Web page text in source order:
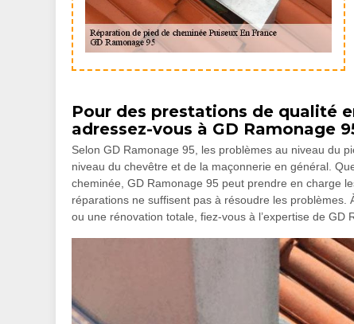
Pour des prestations de qualité
adressez-vous à GD Ramonage
Selon GD Ramonage 95, les problèmes au niveau du
niveau du chevêtre et de la maçonnerie en général.
cheminée, GD Ramonage 95 peut prendre en charge
réparations ne suffisent pas à résoudre les
ou une rénovation totale, fiez-vous à l’expertise de GD